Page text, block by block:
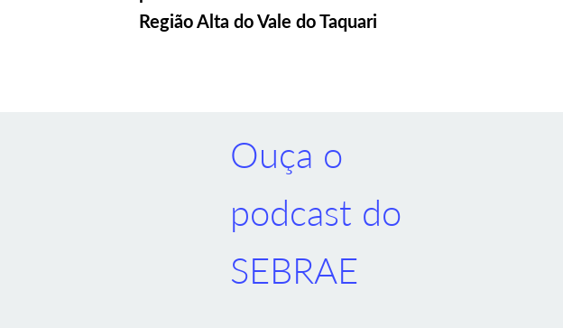
Região Alta do Vale do Taquari
Ouça o
podcast do
SEBRAE